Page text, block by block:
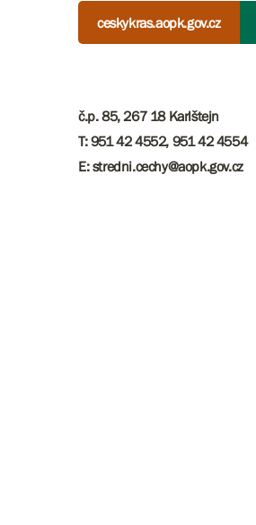
ceskykras.aopk.gov.cz
č.p. 85, 267 18 Karlštejn
T: 951 42 4552, 951 42 4554
E: stredni.cechy@aopk.gov.cz